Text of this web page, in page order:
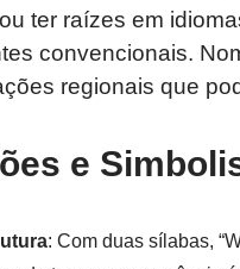
ter raízes em
convencionais.
regionais que
e
: Com duas sílabas,